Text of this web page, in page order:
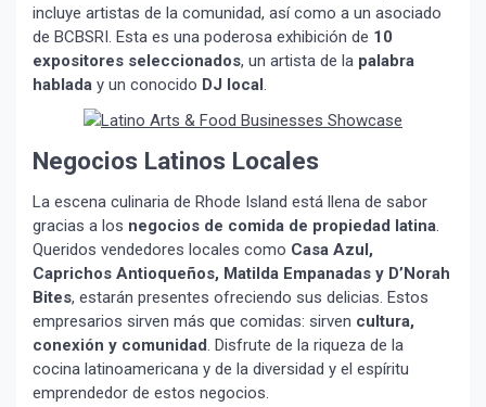
¡Suscríbete y Vive la
Experiencia!
incluye artistas de la comunidad, así como a un asociado
de BCBSRI. Esta es una poderosa exhibición de 10
expositores seleccionados, un artista de la palabra
hablada y un conocido DJ local
Negocios Latinos Locales
La escena culinaria de Rhode Island está llena de sabor
gracias a los negocios de comida de propiedad latina
Queridos vendedores locales como Casa Azul,
Caprichos Antioqueños, Matilda Empanadas y D’Norah
Bites, estarán presentes ofreciendo sus delicias. Estos
empresarios sirven más que comidas: sirven cultura,
conexión y comunidad . Disfrute de la riqueza de la
cocina latinoamericana y de la diversidad y el espíritu
emprendedor de estos negocios.